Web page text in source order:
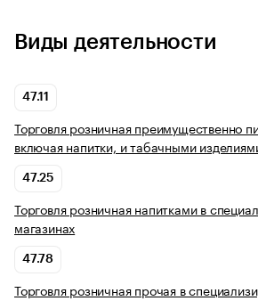
Виды деятельности
47.11
Торговля розничная преимущественно
включая напитки, и табачными
47.25
Торговля розничная напитками в
магазинах
47.78
Торговля розничная прочая в